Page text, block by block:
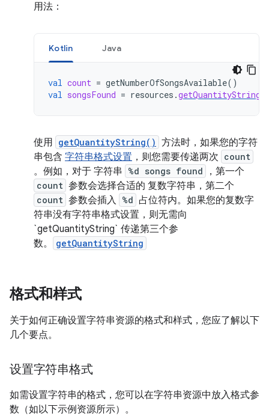
用法：
Kotlin Java
val count = getNumberOfSongsAvailable()
val songsFound = resources .getQuantityString
使用 getQuantityString() 方法时，如果您的字符
串包含 字符串格式设置 ，则您需要传递两次 count
。例如，对于 字符串 %d songs found ，第一个
count 参数会选择合适的 复数字符串，第二个
count 参数会插入 %d 占位符内。如果您的复数字
符串没有字符串格式设置，则无需向
`getQuantityString` 传递第三个参
数。
getQuantityString
格式和样式
关于如何正确设置字符串资源的格式和样式，您应了解以下
几个要点。
设置字符串格式
如需设置字符串的格式，您可以在字符串资源中放入格式参
数（如以下示例资源所示）。